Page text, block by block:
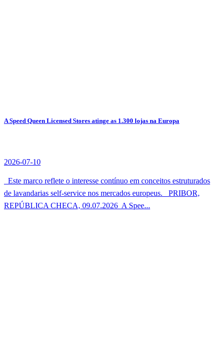
A Speed Queen Licensed Stores atinge as 1.300 lojas na Europa
2026-07-10
Este marco reflete o interesse contínuo em conceitos estruturados
de lavandarias self-service nos mercados europeus. PRIBOR,
REPÚBLICA CHECA, 09.07.2026  A Spee...